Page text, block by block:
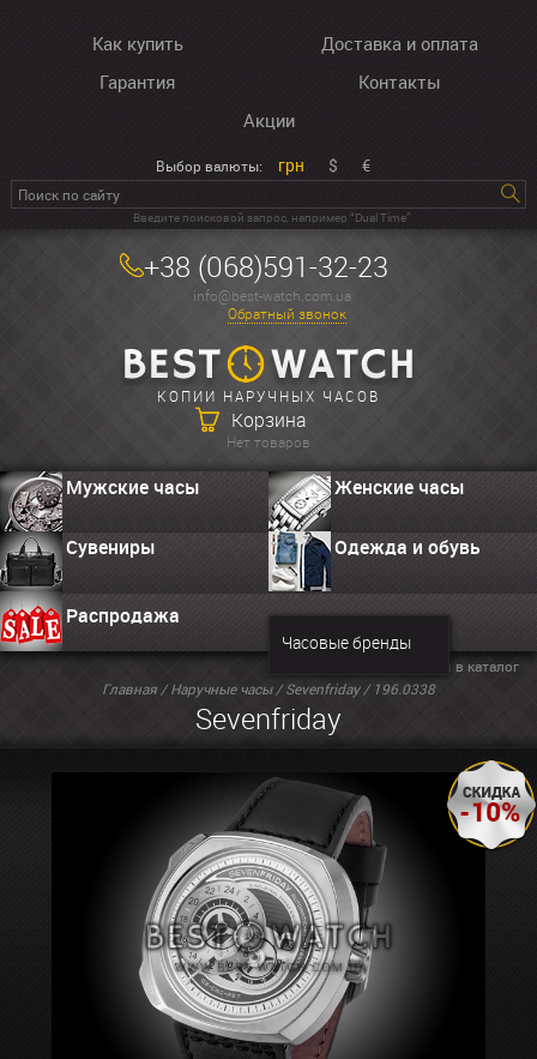
Как купить
Доставка и оплата
Гарантия
Контакты
Акции
Выбор валюты: грн $ €
Введите поисковой запрос, например “Dual Time”
+38 (068)591-32-23
info@best-watch.com.ua
Обратный звонок
КОПИИ НАРУЧНЫХ ЧАСОВ
Корзина
Нет товаров
Мужские часы Женские часы
Сувениры Одежда и обувь
Распродажа
Часовые бренды
Главная /Наручные часы/Sevenfriday/ 196.0338
Sevenfriday
Вернуться в каталог